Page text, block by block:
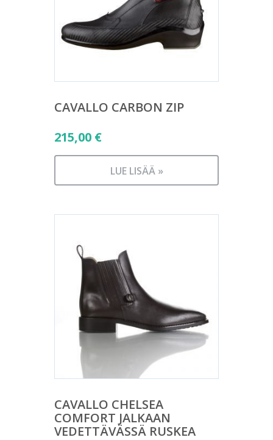
CAVALLO CARBON ZIP
215,00 €
LUE LISÄÄ »
CAVALLO CHELSEA
COMFORT JALKAAN
VEDETTÄVÄSSÄ RUSKEA